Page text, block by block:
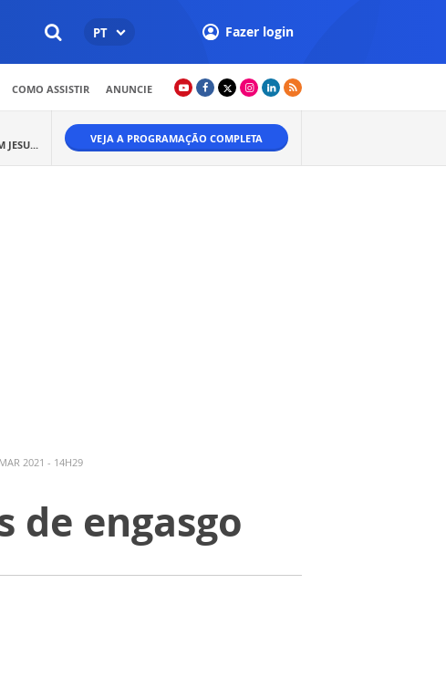
PT Fazer login
COMO ASSISTIR ANUNCIE
JESU... VEJA A PROGRAMAÇÃO COMPLETA
2021 - 14H29
de engasgo